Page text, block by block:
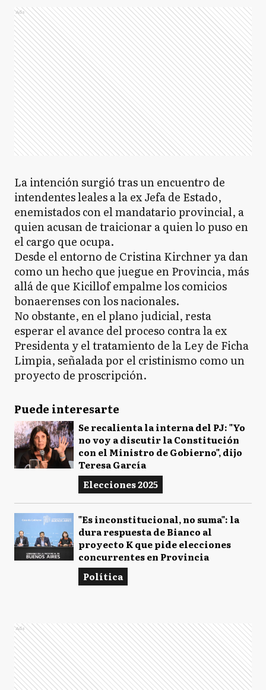
Ads
La intención surgió tras un encuentro de
intendentes leales a la ex Jefa de Estado,
enemistados con el mandatario provincial, a
quien acusan de traicionar a quien lo puso en
el cargo que ocupa.
Desde el entorno de Cristina Kirchner ya dan
como un hecho que juegue en Provincia, más
allá de que Kicillof empalme los comicios
bonaerenses con los nacionales.
No obstante, en el plano judicial, resta
esperar el avance del proceso contra la ex
Presidenta y el tratamiento de la Ley de Ficha
Limpia, señalada por el cristinismo como un
proyecto de proscripción.
Puede interesarte
Se recalienta la interna del PJ: "Yo
no voy a discutir la Constitución
con el Ministro de Gobierno", dijo
Teresa García
Elecciones 2025
"Es inconstitucional, no suma": la
dura respuesta de Bianco al
proyecto K que pide elecciones
concurrentes en Provincia
Política
Ads